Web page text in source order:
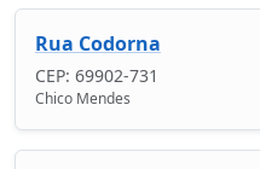
Rua Codorna
CEP: 69902-731
Chico Mendes